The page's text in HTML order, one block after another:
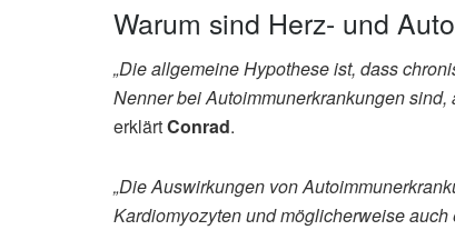
Warum sind Herz- und
„Die allgemeine Hypothese ist, dass
Nenner bei Autoimmunerkrankungen
erklärtConrad.
„Die Auswirkungen von
Kardiomyozyten und möglicherweise